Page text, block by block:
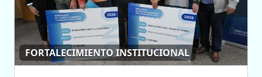
FORTALECIMIENTO INSTITUCIONAL